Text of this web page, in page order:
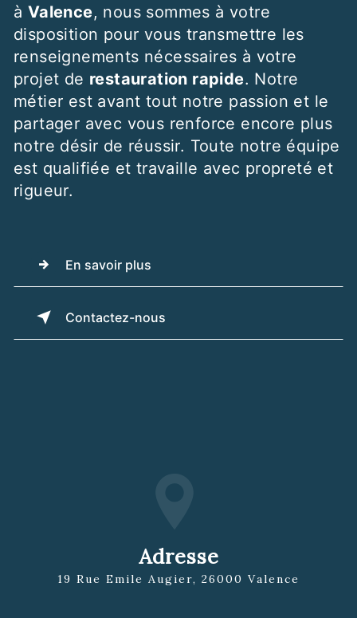
à Valence, nous sommes à votre
disposition pour vous transmettre les
renseignements nécessaires à votre
projet de restauration rapide. Notre
métier est avant tout notre passion et le
partager avec vous renforce encore plus
notre désir de réussir. Toute notre équipe
est qualifiée et travaille avec propreté et
rigueur.
En savoir plus
Contactez-nous
Adresse
19 Rue Emile Augier, 26000 Valence